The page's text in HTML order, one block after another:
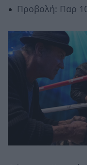
Προβολή: Παρ